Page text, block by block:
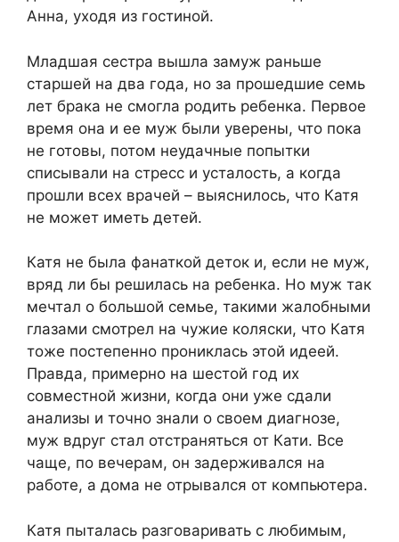
Анна, уходя из гостиной.
Младшая сестра вышла замуж раньше
старшей на два года, но за прошедшие семь
лет брака не смогла родить ребенка. Первое
время она и ее муж были уверены, что пока
не готовы, потом неудачные попытки
списывали на стресс и усталость, а когда
прошли всех врачей – выяснилось, что Катя
не может иметь детей.
Катя не была фанаткой деток и, если не муж,
вряд ли бы решилась на ребенка. Но муж так
мечтал о большой семье, такими жалобными
глазами смотрел на чужие коляски, что Катя
тоже постепенно прониклась этой идеей.
Правда, примерно на шестой год их
совместной жизни, когда они уже сдали
анализы и точно знали о своем диагнозе,
муж вдруг стал отстраняться от Кати. Все
чаще, по вечерам, он задерживался на
работе, а дома не отрывался от компьютера.
Катя пыталась разговаривать с любимым,